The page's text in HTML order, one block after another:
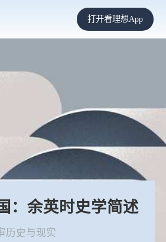
打开看理想App
：余英时史学简述
历史与现实